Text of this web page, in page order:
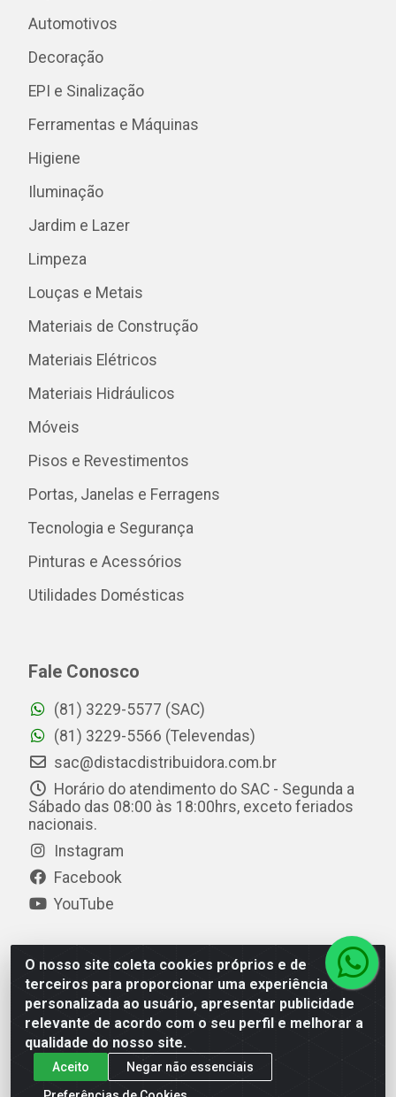
O nosso site coleta cookies próprios e de
terceiros para proporcionar uma experiência
personalizada ao usuário, apresentar publicidade
relevante de acordo com o seu perfil e melhorar a
qualidade do nosso site.
Aceito
Negar não essenciais
Automotivos
Decoração
EPI e Sinalização
Ferramentas e Máquinas
Higiene
Iluminação
Jardim e Lazer
Limpeza
Louças e Metais
Materiais de Construção
Materiais Elétricos
Materiais Hidráulicos
Móveis
Pisos e Revestimentos
Portas, Janelas e Ferragens
Tecnologia e Segurança
Pinturas e Acessórios
Utilidades Domésticas
Fale Conosco
(81) 3229-5577 (SAC)
(81) 3229-5566 (Televendas)
sac@distacdistribuidora.com.br
Horário do atendimento do SAC - Segunda a
Sábado das 08:00 às 18:00hrs, exceto feriados
nacionais.
Instagram
Facebook
YouTube
Distac Distribuidora - Av. Durval de Góes Monteiro, 7049
- Jardim Petrópolis - Maceió/AL - CEP 57061-000 - CNPJ
08.072.649/0001-20